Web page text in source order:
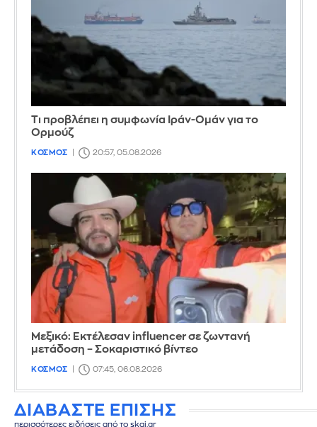
Τι προβλέπει η συμφωνία Ιράν-Ομάν για το
Ορμούζ
ΚΟΣΜΟΣ 20:57, 05.08.2026
Μεξικό: Εκτέλεσαν influencer σε ζωντανή
μετάδοση – Σοκαριστικό βίντεο
ΚΟΣΜΟΣ 07:45, 06.08.2026
ΔΙΑΒΑΣΤΕ ΕΠΙΣΗΣ
περισσότερες ειδήσεις από το skai.gr